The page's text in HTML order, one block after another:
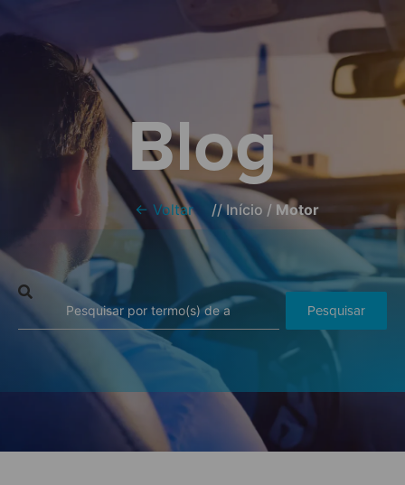
Blog
← Voltar //Início / Motor
Pesquisar